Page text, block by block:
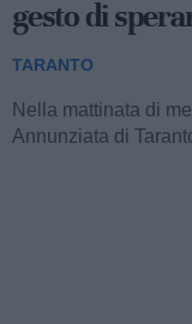
gesto di
TARANTO
Nella mattinata di
Annunziata di